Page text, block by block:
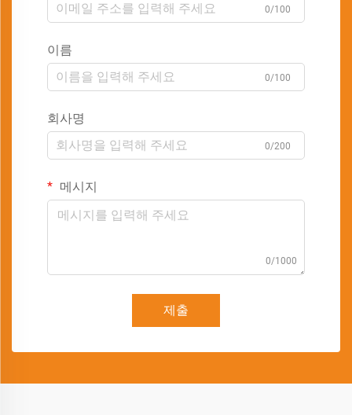
0/100
이름
0/100
회사명
0/200
메시지
0/1000
제출